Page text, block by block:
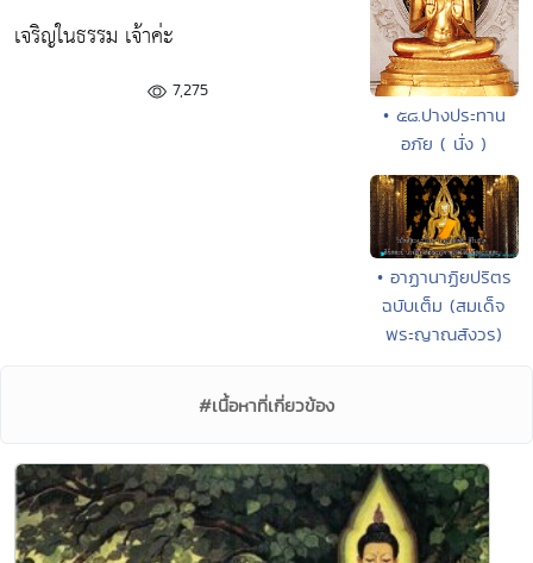
เจริญในธรรม เจ้าค่ะ
7,275
• ๕๘.ปางประทาน
อภัย ( นั่ง )
• อาฏานาฏิยปริตร
ฉบับเต็ม (สมเด็จ
พระญาณสังวร)
#เนื้อหาที่เกี่ยวข้อง